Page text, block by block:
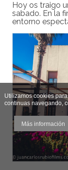
Hoy os traigo
sabado. En la
entorno
Utilizamos cookies
continuas navegando,
Más información